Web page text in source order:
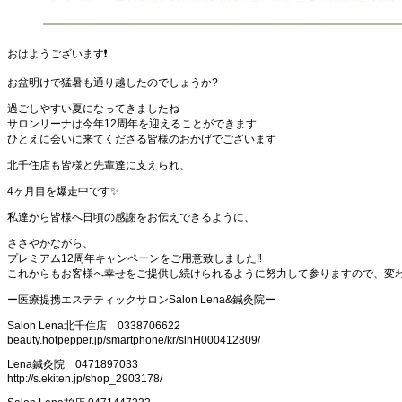
おはようございます❗
お盆明けで猛暑も通り越したのでしょうか?
過ごしやすい夏になってきましたね
サロンリーナは今年12周年を迎えることができます
ひとえに会いに来てくださる皆様のおかげでございます
北千住店も皆様と先輩達に支えられ、
4ヶ月目を爆走中です✨
私達から皆様へ日頃の感謝をお伝えできるように、
ささやかながら、
プレミアム12周年キャンペーンをご用意致しました‼️
これからもお客様へ幸せをご提供し続けられるように努力して参りますので、変
ー医療提携エステティックサロンSalon Lena&鍼灸院ー
Salon Lena北千住店 0338706622
beauty.hotpepper.jp/smartphone/kr/slnH000412809/
Lena鍼灸院 0471897033
http://s.ekiten.jp/shop_2903178/